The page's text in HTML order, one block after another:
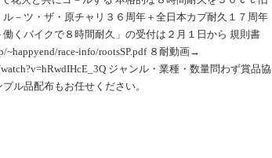
－ツ・ザ・原チャリ３６周年＋全日本カブ耐久１７周年
くバイクで８時間耐久」の受付は２月１日から 規則書
~happyend/race-info/rootsSP.pdf ８耐動画→
ジャンル・業種・数量問わず賞品協
ル品配布もお任せください。